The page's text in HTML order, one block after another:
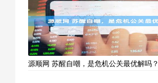
源顺网 苏醒自嘲，是危机公关最优解吗？